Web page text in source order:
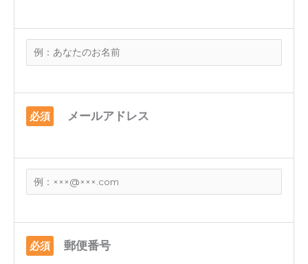
必須 メールアドレス
必須 郵便番号